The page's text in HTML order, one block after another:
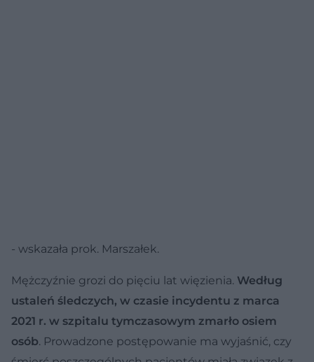
- wskazała prok. Marszałek.
Mężczyźnie grozi do pięciu lat więzienia. Według
ustaleń śledczych, w czasie incydentu z marca
2021 r. w szpitalu tymczasowym zmarło osiem
osób. Prowadzone postępowanie ma wyjaśnić, czy